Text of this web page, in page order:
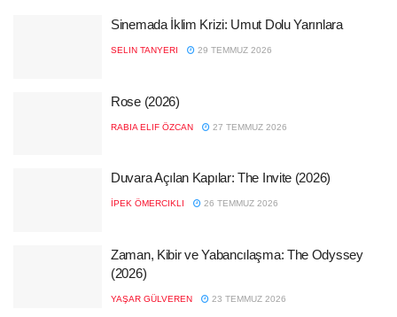
Sinemada İklim Krizi: Umut Dolu Yarınlara
SELIN TANYERI 29 TEMMUZ 2026
Rose (2026)
RABIA ELIF ÖZCAN 27 TEMMUZ 2026
Duvara Açılan Kapılar: The Invite (2026)
İPEK ÖMERCIKLI 26 TEMMUZ 2026
Zaman, Kibir ve Yabancılaşma: The Odyssey
(2026)
YAŞAR GÜLVEREN 23 TEMMUZ 2026